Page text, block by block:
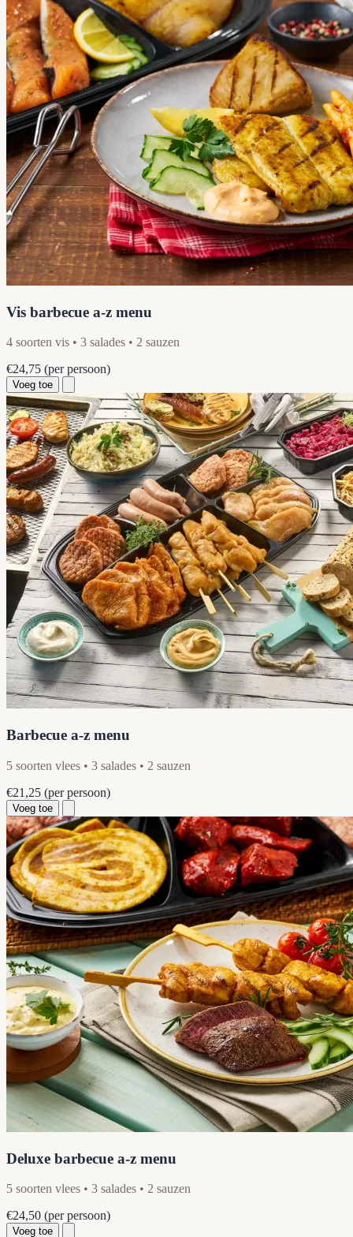
Vis barbecue a-z menu
4 soorten vis • 3 salades • 2 sauzen
€24,75 (per persoon)
Voeg toe
Barbecue a-z menu
5 soorten vlees • 3 salades • 2 sauzen
€21,25 (per persoon)
Voeg toe
Deluxe barbecue a-z menu
5 soorten vlees • 3 salades • 2 sauzen
€24,50 (per persoon)
Voeg toe